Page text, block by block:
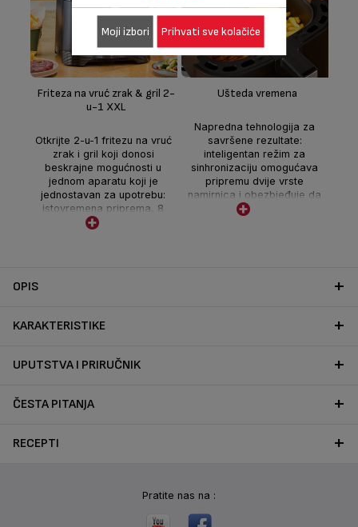
Friteza na vruć zrak & gril 2-
u-1 XXL
Otkrijte 2-u-1 fritezu na vruć
zrak i gril koji donosi
beskrajne mogućnosti u
jednom aparatu koji je
jednostavan za upotrebu:
istovremena priprema, 8
programa i XXL kapacitet
Ušteda vremena
Napredna tehnologija za
savršene rezultate:
inteligentan režim za
sinhronizaciju omogućava
pripremu dvije vrste
namirnica i obezbjeđuje da
je sve spremno u isto
OPIS
KARAKTERISTIKE
UPUTSTVA I PRIRUČNIK
ČESTA PITANJA
RECEPTI
Pratite nas na :
Moji izbori Prihvati sve kolačiće